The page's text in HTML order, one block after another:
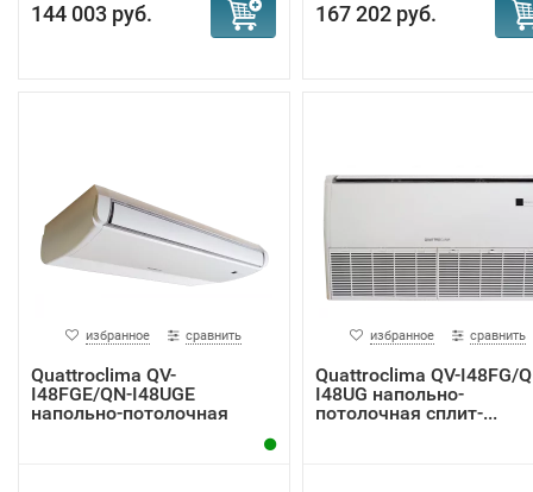
144 003 руб. 167 202 руб.
избранное сравнить
Quattroclima QV-
I48FGE/QN-I48UGE
напольно-потолочная
избранное сравнить
Quattroclima QV-I48FG/
I48UG напольно-
потолочная сплит-...